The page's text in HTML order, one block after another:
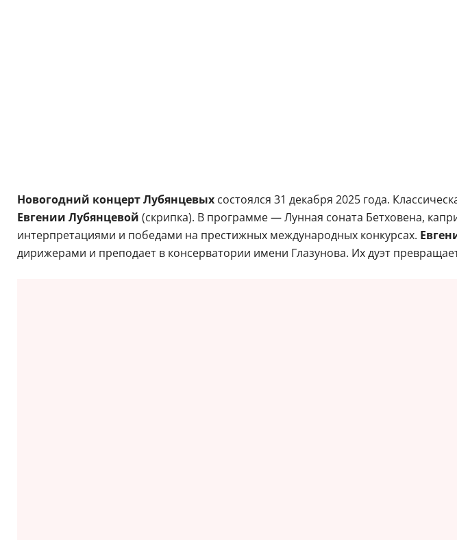
Новогодний концерт Лубянцевыхсостоялся 31 декабря 2025 года.
Евгении Лубянцевой (скрипка). В программе — Лунная соната Бетховена,
интерпретациями и победами на престижных международных конкурсах.
дирижерами и преподает в консерватории имени Глазунова. Их дуэт